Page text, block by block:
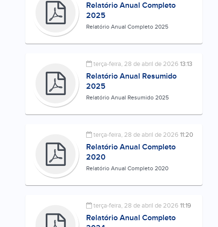
Relatório Anual Completo
2025
Relatório Anual Completo 2025
terça-feira, 28 de abril de 202613:13
Relatório Anual Resumido
2025
Relatório Anual Resumido 2025
terça-feira, 28 de abril de 202611:20
Relatório Anual Completo
2020
Relatório Anual Completo 2020
terça-feira, 28 de abril de 202611:19
Relatório Anual Completo